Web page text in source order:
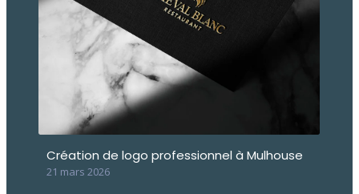
Création de logo professionnel à Mulhouse
21 mars 2026